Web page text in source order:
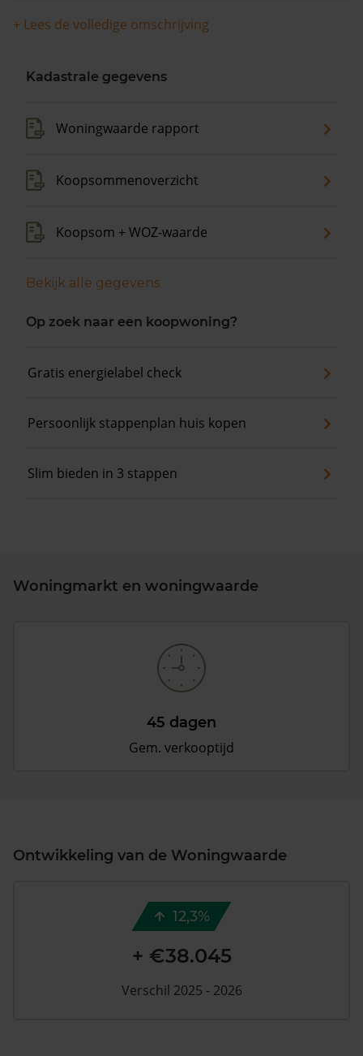
+ Lees de volledige omschrijving
Kadastrale gegevens
Woningwaarde rapport
Koopsommenoverzicht
Koopsom + WOZ-waarde
Bekijk alle gegevens
Op zoek naar een koopwoning?
Gratis energielabel check
Persoonlijk stappenplan huis kopen
Slim bieden in 3 stappen
Woningmarkt en woningwaarde
45 dagen
Gem. verkooptijd
Ontwikkeling van de Woningwaarde
12,3%
+ €38.045
Verschil 2025 - 2026